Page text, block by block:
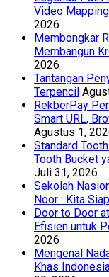
Video
2026
Membongkar
Membangun
2026
Tantangan
Terpencil
RekberPay
Smart URL,
Agustus 1,
Standard
Tooth Bucket
Juli 31, 2026
Sekolah
Noor : Kita
Door to Door
Efisien untuk
2026
Mengenal
Khas